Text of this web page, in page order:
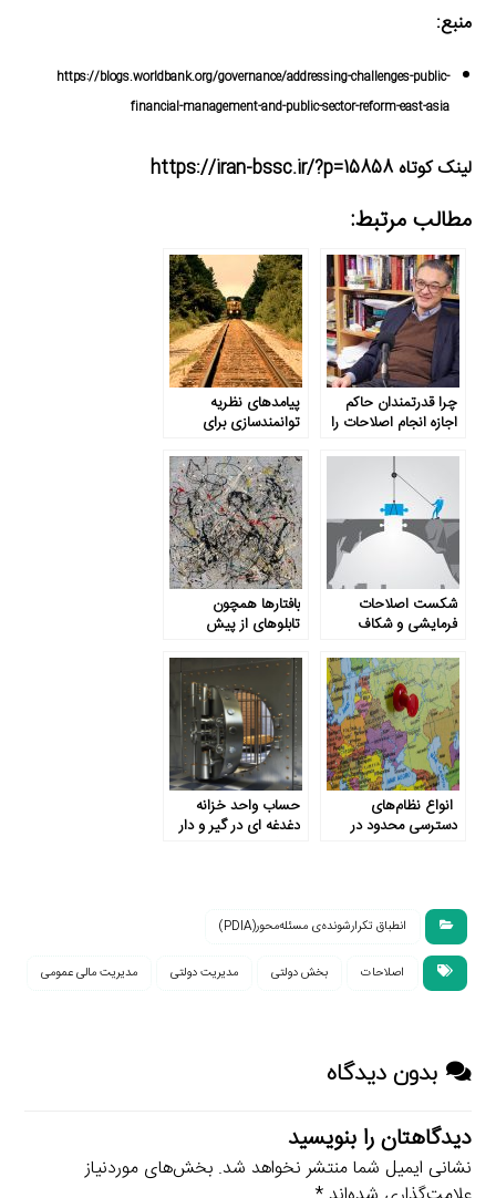
منبع:
https://blogs.worldbank.org/governance/addressing-challenges-public-
financial-management-and-public-sector-reform-east-asia
لینک کوتاه https://iran-bssc.ir/?p=15858
مطالب مرتبط:
چرا قدرتمندان حاکم
اجازه انجام اصلاحات را
پیامدهای نظریه
توانمندسازی برای
شکست اصلاحات
فرمایشی و شکاف
بافتارها همچون
تابلوهای از پیش
انواع نظام‌های
دسترسی محدود در
اروپا
حساب واحد خزانه
دغدغه ­ای در گیر و دار
انطباق تکرارشونده‌ی مسئله‌محور(PDIA)
اصلاحات بخش دولتی مدیریت دولتی مدیریت مالی عمومی
بدون دیدگاه
دیدگاهتان را بنویسید
نشانی ایمیل شما منتشر نخواهد شد. بخش‌های موردنیاز